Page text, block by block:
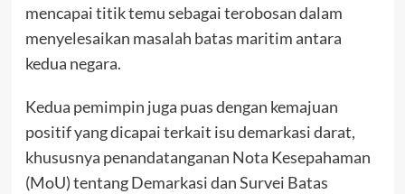
mencapai titik temu sebagai terobosan dalam
menyelesaikan masalah batas maritim antara
kedua negara.
Kedua pemimpin juga puas dengan kemajuan
positif yang dicapai terkait isu demarkasi darat,
khususnya penandatanganan Nota Kesepahaman
(MoU) tentang Demarkasi dan Survei Batas